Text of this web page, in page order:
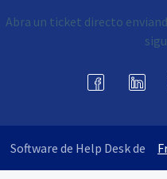
Abra un ticket directo
Software de Help Desk de